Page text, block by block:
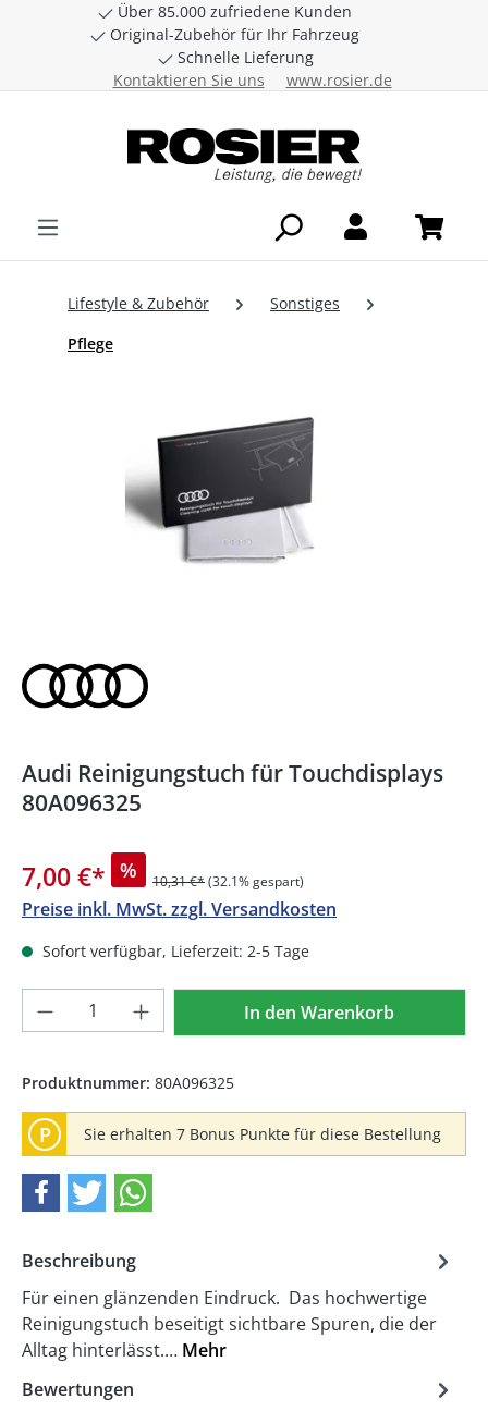
Zum Hauptinhalt springen
Über 85.000 zufriedene Kunden
Original-Zubehör für Ihr Fahrzeug
Schnelle Lieferung
Kontaktieren Sie uns
www.rosier.de
Lifestyle & Zubehör
Sonstiges
Pflege
Audi Reinigungstuch für Touchdisplays
80A096325
7,00 €* % 10,31 €*(32.1% gespart)
Preise inkl. MwSt. zzgl. Versandkosten
Sofort verfügbar, Lieferzeit: 2-5 Tage
Produkt Anzahl: Gib denIn den Warenkorb
Produktnummer: 80A096325
P Sie erhalten 7 Bonus Punkte für diese Bestellung
Beschreibung
Für einen glänzenden Eindruck. Das hochwertige
Reinigungstuch beseitigt sichtbare Spuren, die der
Alltag hinterlässt.… Mehr
Bewertungen